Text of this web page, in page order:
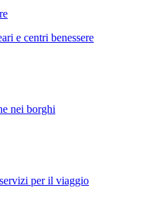
e centri benessere
nei borghi
per il viaggio